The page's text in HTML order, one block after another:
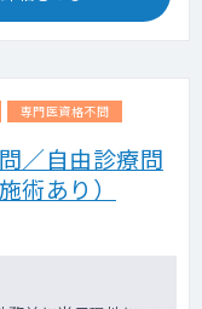
専門医資格不問
／自由診療問
術あり）